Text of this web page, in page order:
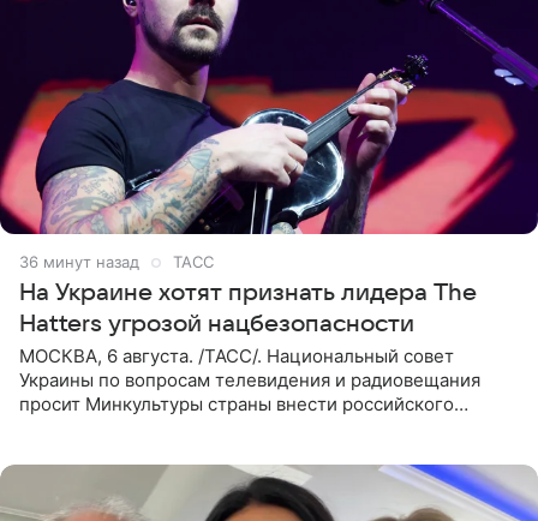
37 минут назад ТАСС
На Украине хотят признать лидера The
Hatters угрозой нацбезопасности
МОСКВА, 6 августа. /ТАСС/. Национальный совет
Украины по вопросам телевидения и радиовещания
просит Минкультуры страны внести российского